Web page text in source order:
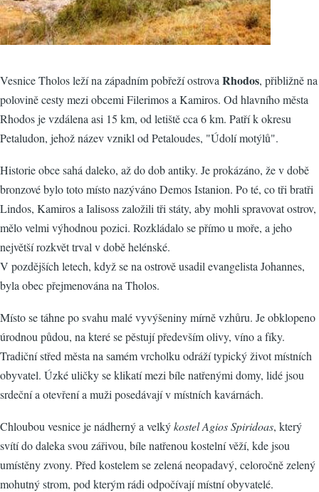
Vesnice Tholos leží na západním pobřeží ostrova Rhodos, přibližně na
polovině cesty mezi obcemi Filerimos a Kamiros. Od hlavního města
Rhodos je vzdálena asi 15 km, od letiště cca 6 km. Patří k okresu
Petaludon, jehož název vznikl od Petaloudes, "Údolí motýlů".
Historie obce sahá daleko, až do dob antiky. Je prokázáno, že v době
bronzové bylo toto místo nazýváno Demos Istanion. Po té, co tři bratři
Lindos, Kamiros a Ialisoss založili tři státy, aby mohli spravovat ostrov,
mělo velmi výhodnou pozici. Rozkládalo se přímo u moře, a jeho
největší rozkvět trval v době helénské.
V pozdějších letech, když se na ostrově usadil evangelista Johannes,
byla obec přejmenována na Tholos.
Místo se táhne po svahu malé vyvýšeniny mírně vzhůru. Je obklopeno
úrodnou půdou, na které se pěstují především olivy, víno a fíky.
Tradiční střed města na samém vrcholku odráží typický život místních
obyvatel. Úzké uličky se klikatí mezi bíle natřenými domy, lidé jsou
srdeční a otevření a muži posedávají v místních kavárnách.
Chloubou vesnice je nádherný a velkýkostel Agios Spiridoas, který
svítí do daleka svou zářivou, bíle natřenou kostelní věží, kde jsou
umístěny zvony. Před kostelem se zelená neopadavý, celoročně zelený
mohutný strom, pod kterým rádi odpočívají místní obyvatelé.